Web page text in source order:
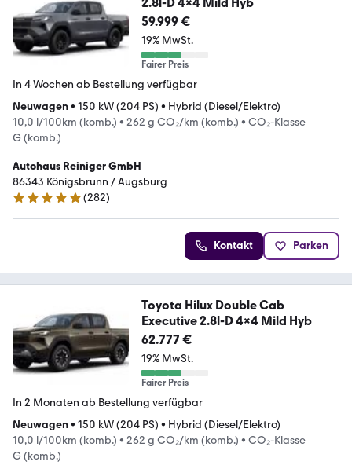
59.999 €
19% MwSt.
Fairer Preis
In 4 Wochen ab Bestellung verfügbar
Neuwagen• 150 kW (204 PS) • Hybrid (Diesel/Elektro)
10,0 l/100km (komb.) • 262 g CO₂/km (komb.) • CO₂-Klasse
G (komb.)
Autohaus Reiniger GmbH
86343 Königsbrunn / Augsburg
4.9 Sterne
(282)
Kontakt Parken
Toyota Hilux Double Cab
Executive 2.8l-D 4x4 Mild Hyb
62.777 €
19% MwSt.
Fairer Preis
In 2 Monaten ab Bestellung verfügbar
Neuwagen• 150 kW (204 PS) • Hybrid (Diesel/Elektro)
10,0 l/100km (komb.) • 262 g CO₂/km (komb.) • CO₂-Klasse
G (komb.)